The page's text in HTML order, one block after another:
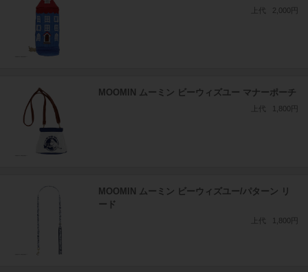
上代 2,000円
MOOMIN ムーミン ビーウィズユー マナーポーチ
上代 1,800円
MOOMIN ムーミン ビーウィズユー/パターン リ
ード
上代 1,800円